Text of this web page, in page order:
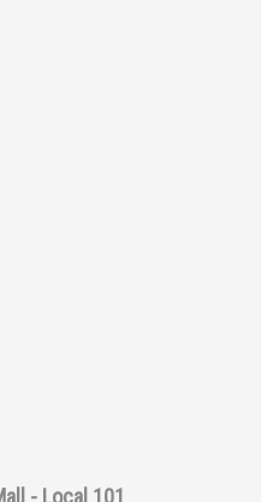
- Local 101